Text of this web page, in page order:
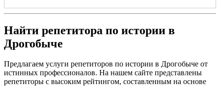
Найти репетитора по истории в
Дрогобыче
Предлагаем услуги репетиторов по истории в Дрогобыче от
истинных профессионалов. На нашем сайте представлены
репетиторы с высоким рейтингом, составленным на основе